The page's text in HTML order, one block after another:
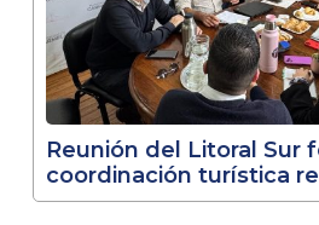
Reunión del Litoral Sur
coordinación turística